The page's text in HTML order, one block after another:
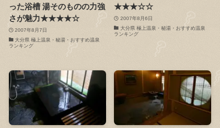
った浴槽 湯そのものの力強
さが魅力★★★★☆
2007年8月7日
大分県 極上温泉・秘湯・おすすめ温泉
ランキング
★★★☆☆
2007年8月6日
大分県 極上温泉・秘湯・おすすめ温泉
ランキング